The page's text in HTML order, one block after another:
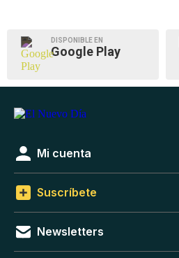
DISPONIBLE EN
Google Play
Mi cuenta
Suscríbete
Newsletters